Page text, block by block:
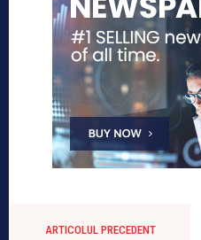
ARTICOLUL PRECEDENT